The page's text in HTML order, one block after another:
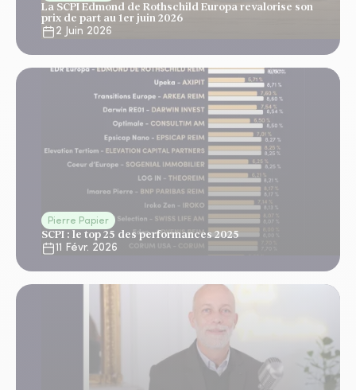
La SCPI Edmond de Rothschild Europa revalorise son
prix de part au 1er juin 2026
2 Juin 2026
Pierre Papier
SCPI : le top 25 des performances 2025
11 Févr. 2026